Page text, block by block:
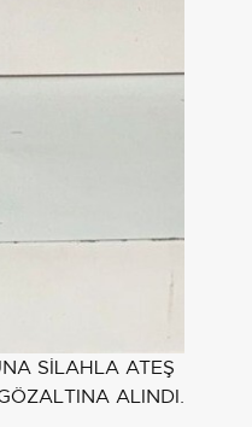
SİLAHLA ATEŞ
ALINDI.